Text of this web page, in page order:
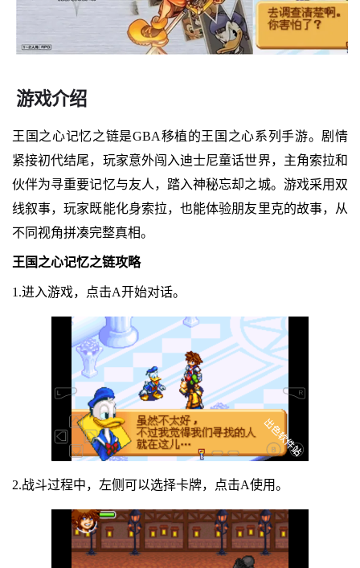
游戏介绍
王国之心记忆之链是GBA移植的王国之心系列手游。剧情
紧接初代结尾，玩家意外闯入迪士尼童话世界，主角索拉和
伙伴为寻重要记忆与友人，踏入神秘忘却之城。游戏采用双
线叙事，玩家既能化身索拉，也能体验朋友里克的故事，从
不同视角拼凑完整真相。
王国之心记忆之链攻略
1.进入游戏，点击A开始对话。
2.战斗过程中，左侧可以选择卡牌，点击A使用。